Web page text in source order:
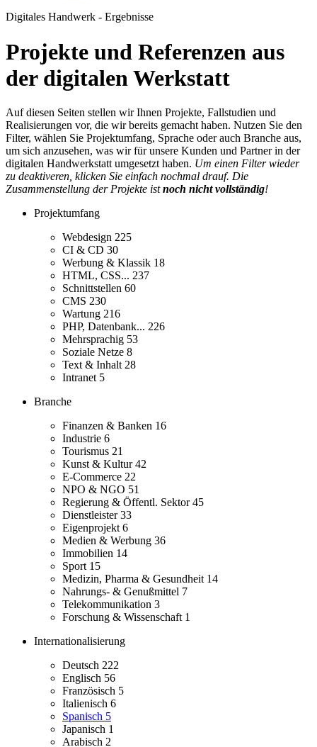
Digitales Handwerk - Ergebnisse
Projekte und Referenzen aus
der digitalen Werkstatt
Auf diesen Seiten stellen wir Ihnen Projekte, Fallstudien und
Realisierungen vor, die wir bereits gemacht haben. Nutzen Sie den
Filter, wählen Sie Projektumfang, Sprache oder auch Branche aus,
um sich anzusehen, was wir für unsere Kunden und Partner in der
digitalen Handwerkstatt umgesetzt haben. Um einen Filter wieder
zu deaktiveren, klicken Sie einfach nochmal drauf. Die
Zusammenstellung der Projekte istnoch nicht vollständig!
Projektumfang
Webdesign 225
CI & CD 30
Werbung & Klassik 18
HTML, CSS... 237
Schnittstellen 60
CMS 230
Wartung 216
PHP, Datenbank... 226
Mehrsprachig 53
Soziale Netze 8
Text & Inhalt 28
Intranet 5
Branche
Finanzen & Banken 16
Industrie 6
Tourismus 21
Kunst & Kultur42
E-Commerce 22
NPO & NGO 51
Regierung & Öffentl. Sektor45
Dienstleister33
Eigenprojekt 6
Medien & Werbung 36
Immobilien 14
Sport 15
Medizin, Pharma & Gesundheit 14
Nahrungs- & Genußmittel 7
Telekommunikation 3
Forschung & Wissenschaft 1
Internationalisierung
Deutsch 222
Englisch 56
Französisch 5
Italienisch 6
Spanisch 5
Japanisch 1
Arabisch 2